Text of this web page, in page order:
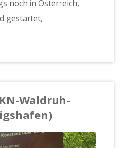
noch in Österreich,
gestartet,
Waldruh-